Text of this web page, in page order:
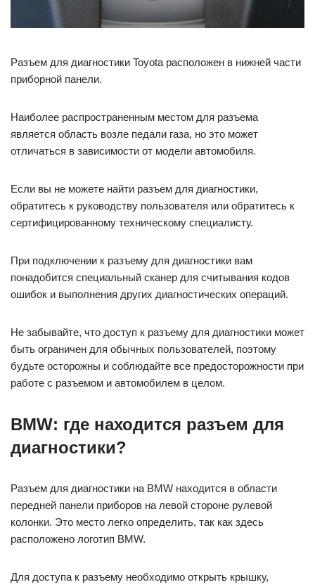
Разъем для диагностики Toyota расположен в нижней части
приборной панели.
Наиболее распространенным местом для разъема
является область возле педали газа, но это может
отличаться в зависимости от модели автомобиля.
Если вы не можете найти разъем для диагностики,
обратитесь к руководству пользователя или обратитесь к
сертифицированному техническому специалисту.
При подключении к разъему для диагностики вам
понадобится специальный сканер для считывания кодов
ошибок и выполнения других диагностических операций.
Не забывайте, что доступ к разъему для диагностики может
быть ограничен для обычных пользователей, поэтому
будьте осторожны и соблюдайте все предосторожности при
работе с разъемом и автомобилем в целом.
BMW: где находится разъем для
диагностики?
Разъем для диагностики на BMW находится в области
передней панели приборов на левой стороне рулевой
колонки. Это место легко определить, так как здесь
расположено логотип BMW.
Для доступа к разъему необходимо открыть крышку,